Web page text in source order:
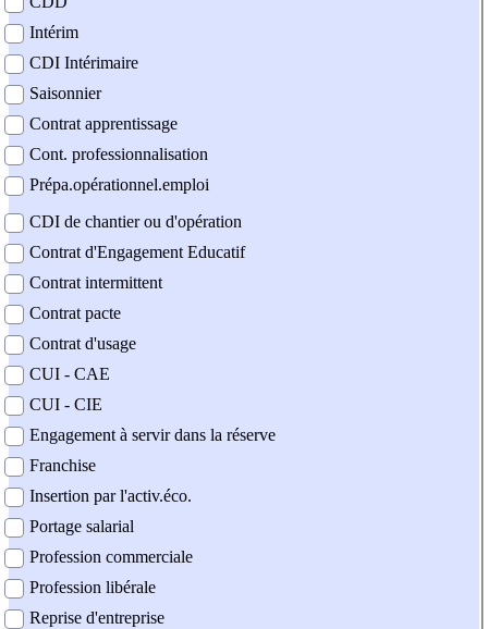
Intérim
CDI Intérimaire
Saisonnier
Contrat apprentissage
Cont. professionnalisation
Prépa.opérationnel.emploi
CDI de chantier ou d'opération
Contrat d'Engagement Educatif
Contrat intermittent
Contrat pacte
Contrat d'usage
CUI - CAE
CUI - CIE
Engagement à servir dans la réserve
Franchise
Insertion par l'activ.éco.
Portage salarial
Profession commerciale
Profession libérale
Reprise d'entreprise